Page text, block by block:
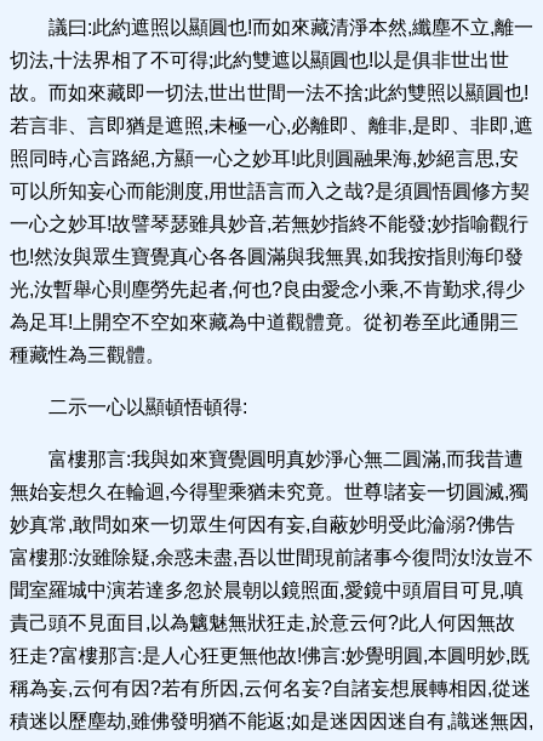
議曰:此約遮照以顯圓也!而如來藏清淨本然,纖塵不立,離一
切法,十法界相了不可得;此約雙遮以顯圓也!以是俱非世出世
故。而如來藏即一切法,世出世間一法不捨;此約雙照以顯圓也!
若言非、言即猶是遮照,未極一心,必離即、離非,是即、非即,遮
照同時,心言路絕,方顯一心之妙耳!此則圓融果海,妙絕言思,安
可以所知妄心而能測度,用世語言而入之哉?是須圓悟圓修方契
一心之妙耳!故譬琴瑟雖具妙音,若無妙指終不能發;妙指喻觀行
也!然汝與眾生寶覺真心各各圓滿與我無異,如我按指則海印發
光,汝暫舉心則塵勞先起者,何也?良由愛念小乘,不肯勤求,得少
為足耳!上開空不空如來藏為中道觀體竟。從初卷至此通開三
種藏性為三觀體。
二示一心以顯頓悟頓得:
富樓那言:我與如來寶覺圓明真妙淨心無二圓滿,而我昔遭
無始妄想久在輪迴,今得聖乘猶未究竟。世尊!諸妄一切圓滅,獨
妙真常,敢問如來一切眾生何因有妄,自蔽妙明受此淪溺?佛告
富樓那:汝雖除疑,余惑未盡,吾以世間現前諸事今復問汝!汝豈不
聞室羅城中演若達多忽於晨朝以鏡照面,愛鏡中頭眉目可見,嗔
責己頭不見面目,以為魑魅無狀狂走,於意云何?此人何因無故
狂走?富樓那言:是人心狂更無他故!佛言:妙覺明圓,本圓明妙,既
稱為妄,云何有因?若有所因,云何名妄?自諸妄想展轉相因,從迷
積迷以歷塵劫,雖佛發明猶不能返;如是迷因因迷自有,識迷無因,